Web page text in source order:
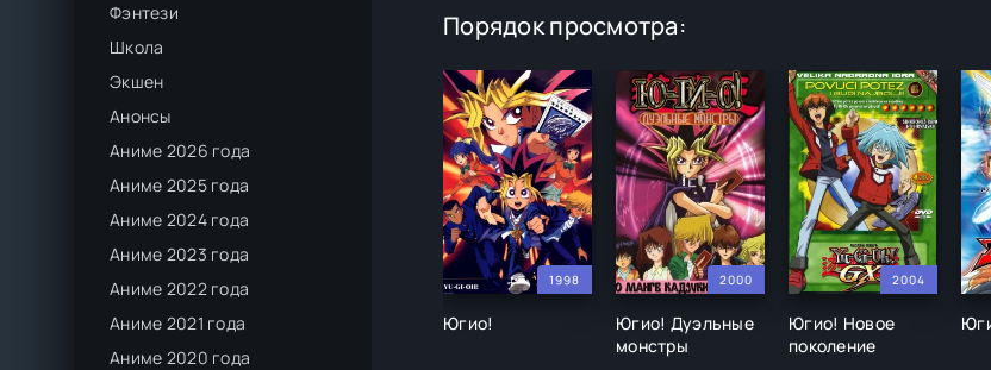
Фэнтези
Школа
Экшен
Анонсы
Аниме 2026 года
Аниме 2025 года
Аниме 2024 года
Аниме 2023 года
Аниме 2022 года
Аниме 2021 года
Аниме 2020 года
Порядок просмотра:
1998
Югио!
2000
Югио! Дуэльные
монстры
2004
Югио! Новое
поколение